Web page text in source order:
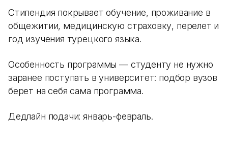
Стипендия покрывает обучение, проживание в
общежитии, медицинскую страховку, перелет и
год изучения турецкого языка.
Особенность программы — студенту не нужно
заранее поступать в университет: подбор вузов
берет на себя сама программа.
Дедлайн подачи: январь-февраль.